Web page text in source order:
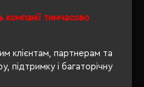
компанії тимчасово
клієнтам, партнерам та
підтримку і багаторічну